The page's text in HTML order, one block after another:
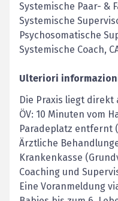
Systemische Paar- &
Systemische
Psychosomatische
Systemische Coach,
Ulteriori
Die Praxis liegt direkt
ÖV: 10 Minuten vom
Paradeplatz entfernt
Ärztliche
Krankenkasse
Coaching und
Eine Voranmeldung